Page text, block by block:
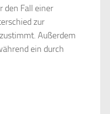
den Fall einer
zur
Außerdem
ein durch